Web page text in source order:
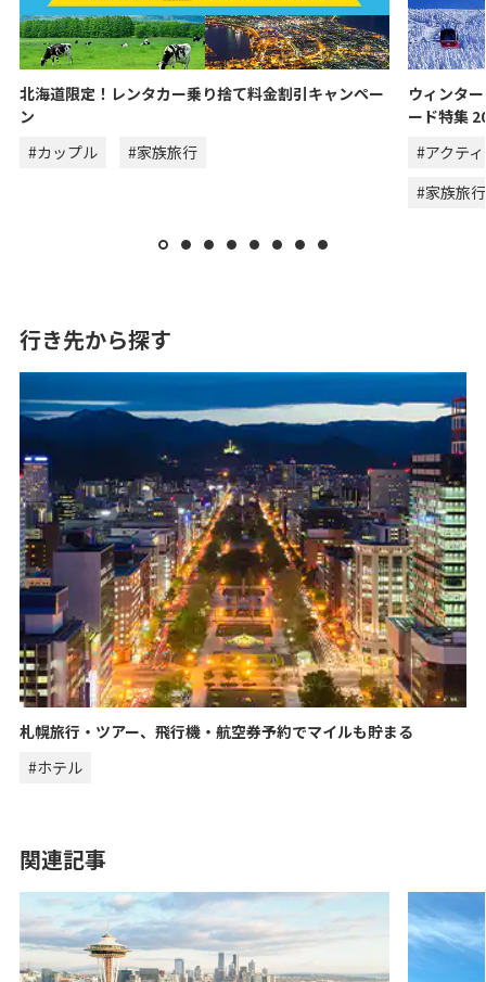
北海道限定！レンタカー乗り捨て料金割引キャンペー
ン
#カップル
#家族旅行
ウィンタ
ード特集
#アクテ
#家族旅行
行き先から探す
札幌旅行・ツアー、飛行機・航空券予約でマイルも貯まる
#ホテル
関連記事